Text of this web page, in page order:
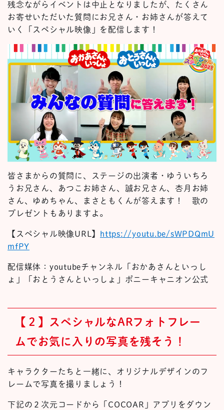
残念ながらイベントは中止となりましたが、たくさん
お寄せいただいた質問にお兄さん ・ お姉さんが答え て
いく「スペシャル映像」を配信します！
皆さま からの質問に、ステージの出演者・ゆういちろ
うお兄さん、あつこお姉さん、誠お兄さん、杏月お姉
さん、ゆめちゃん、まさともくんが答えます！ 歌の
プレゼントもありますよ。
【スペシャル映像URL】 https://youtu.be/sWPDQmU
mfPY
配信媒体：youtubeチャンネル「おかあさんといっし
ょ」「おとうさんといっしょ」ポニーキャニオン公式
【２】スペシャルなARフォト フレー
ムでお気に入りの写真を残そう！
キャラクターたちと一緒に、オリジナルデザインのフ
レームで写真を撮りましょう！
下記の２次元コードから「COCOAR」
アプリをダウン